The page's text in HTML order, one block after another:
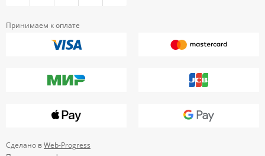
Принимаем к оплате
Сделано вWeb-Progress